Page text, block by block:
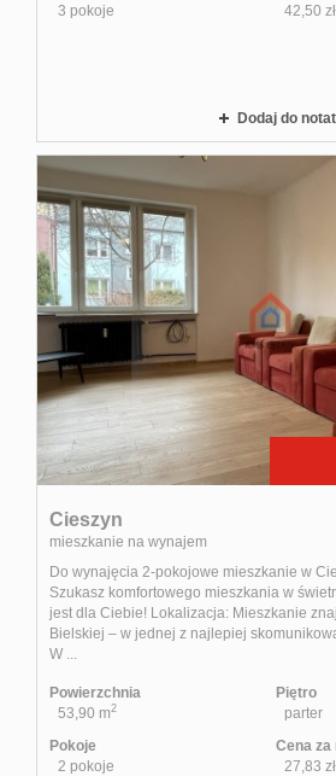
3 pokoje 42,50 zł
Dodaj do
Cieszyn
mieszkanie na wynajem
Do wynajęcia 2-pokojowe mieszkanie w
Szukasz komfortowego mieszkania w
jest dla Ciebie! Lokalizacja: Mieszkanie
Bielskiej – w jednej z najlepiej
W ...
Powierzchnia
53,90 m2
Piętro
parter
Pokoje
2 pokoje
Cena za
27,83 zł